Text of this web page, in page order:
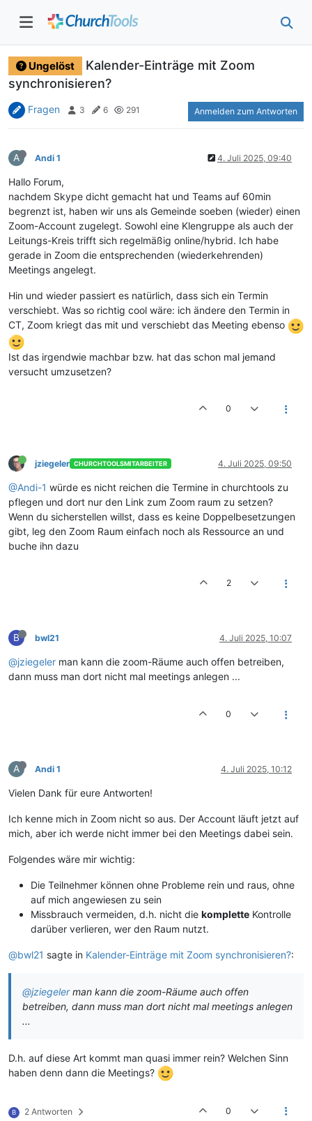
Ungelöst
Kalender-Einträge mit Zoom
synchronisieren?
Fragen 3 6 291 Anmelden zum Antworten
A Andi 1 4. Juli 2025, 09:40
Hallo Forum,
nachdem Skype dicht gemacht hat und Teams auf 60min
begrenzt ist, haben wir uns als Gemeinde soeben (wieder) einen
Zoom-Account zugelegt. Sowohl eine Klengruppe als auch der
Leitungs-Kreis trifft sich regelmäßig online/hybrid. Ich habe
gerade in Zoom die entsprechenden (wiederkehrenden)
Meetings angelegt.
Hin und wieder passiert es natürlich, dass sich ein Termin
verschiebt. Was so richtig cool wäre: ich ändere den Termin in
CT, Zoom kriegt das mit und verschiebt das Meeting ebenso
Ist das irgendwie machbar bzw. hat das schon mal jemand
versucht umzusetzen?
0
jziegeler CHURCHTOOLSMITARBEITER 4. Juli 2025, 09:50
@Andi-1 würde es nicht reichen die Termine in churchtools zu
pflegen und dort nur den Link zum Zoom raum zu setzen?
Wenn du sicherstellen willst, dass es keine Doppelbesetzungen
gibt, leg den Zoom Raum einfach noch als Ressource an und
buche ihn dazu
2
B bwl21 4. Juli 2025, 10:07
@jziegeler man kann die zoom-Räume auch offen betreiben,
dann muss man dort nicht mal meetings anlegen ...
0
A Andi 1 4. Juli 2025, 10:12
Vielen Dank für eure Antworten!
Ich kenne mich in Zoom nicht so aus. Der Account läuft jetzt auf
mich, aber ich werde nicht immer bei den Meetings dabei sein.
Folgendes wäre mir wichtig:
Die Teilnehmer können ohne Probleme rein und raus, ohne
auf mich angewiesen zu sein
Missbrauch vermeiden, d.h. nicht die komplette Kontrolle
darüber verlieren, wer den Raum nutzt.
@bwl21 sagte in Kalender-Einträge mit Zoom synchronisieren?:
@jziegelerman kann die zoom-Räume auch offen
betreiben, dann muss man dort nicht mal meetings anlegen
...
D.h. auf diese Art kommt man quasi immer rein? Welchen Sinn
haben denn dann die Meetings?
B 2 Antworten 0